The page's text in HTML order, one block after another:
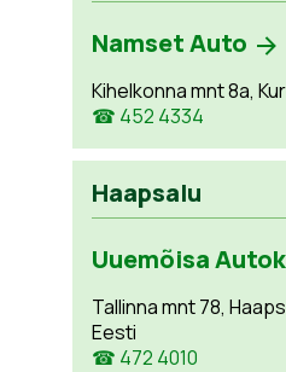
Namset Auto
Kihelkonna mnt 8a,
☎ 452 4334
Haapsalu
Uuemõisa
Tallinna mnt 78,
Eesti
☎ 472 4010